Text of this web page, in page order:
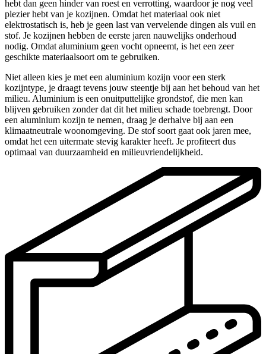
hebt dan geen hinder van roest en verrotting, waardoor je nog veel
plezier hebt van je kozijnen. Omdat het materiaal ook niet
elektrostatisch is, heb je geen last van vervelende dingen als vuil en
stof. Je kozijnen hebben de eerste jaren nauwelijks onderhoud
nodig. Omdat aluminium geen vocht opneemt, is het een zeer
geschikte materiaalsoort om te gebruiken.
Niet alleen kies je met een aluminium kozijn voor een sterk
kozijntype, je draagt tevens jouw steentje bij aan het behoud van het
milieu. Aluminium is een onuitputtelijke grondstof, die men kan
blijven gebruiken zonder dat dit het milieu schade toebrengt. Door
een aluminium kozijn te nemen, draag je derhalve bij aan een
klimaatneutrale woonomgeving. De stof soort gaat ook jaren mee,
omdat het een uitermate stevig karakter heeft. Je profiteert dus
optimaal van duurzaamheid en milieuvriendelijkheid.